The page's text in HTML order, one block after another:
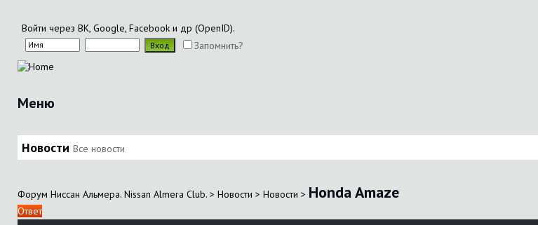
Войти через ВК, Google, Facebook и др (OpenID).
Запомнить?
Меню
Новости Все новости
Форум Ниссан Альмера. Nissan Almera Club. > Новости > Новости > Honda Amaze
Ответ